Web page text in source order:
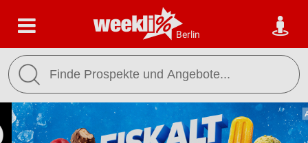
Berlin